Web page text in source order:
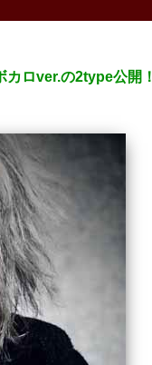
ロver.の2type公開！